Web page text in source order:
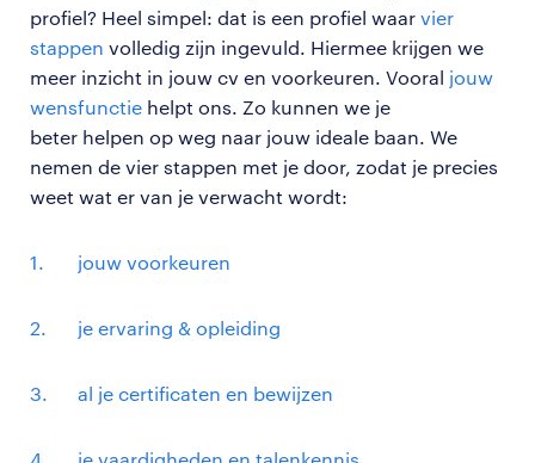
profiel? Heel simpel: dat is een profiel waar vier
stappen volledig zijn ingevuld. Hiermee krijgen we
meer inzicht in jouw cv en voorkeuren. Vooral jouw
wensfunctie helpt ons. Zo kunnen we je
beter helpen op weg naar jouw ideale baan. We
nemen de vier stappen met je door, zodat je precies
weet wat er van je verwacht wordt:
jouw voorkeuren
je ervaring & opleiding
al je certificaten en bewijzen